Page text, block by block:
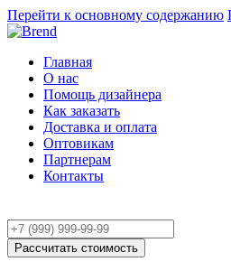
Перейти к основному содержанию
Главная
О нас
Помощь дизайнера
Как заказать
Доставка и оплата
Оптовикам
Партнерам
Контакты
Рассчитать стоимость